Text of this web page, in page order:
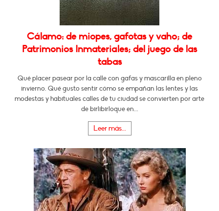
Cálamo: de miopes, gafotas y vaho; de
Patrimonios Inmateriales; del juego de las
tabas
Qué placer pasear por la calle con gafas y mascarilla en pleno
invierno. Qué gusto sentir cómo se empañan las lentes y las
modestas y habituales calles de tu ciudad se convierten por arte
de birlibirloque en...
Leer más...